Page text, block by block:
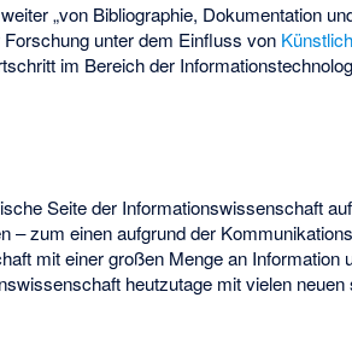
„von Bibliographie, Dokumentation
unter dem Einfluss von
im Bereich der
Seite der Informationswissenschaft
zum einen aufgrund der
mit einer großen Menge an Information
heutzutage mit vielen neuen